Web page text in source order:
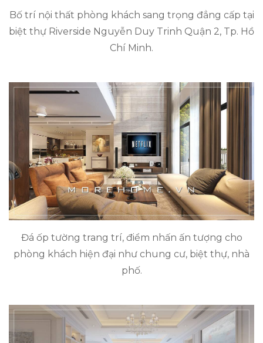
Bố trí nội thất phòng khách sang trọng đẳng cấp tại
biệt thự Riverside Nguyễn Duy Trinh Quận 2, Tp. Hồ
Chí Minh.
Đá ốp tường trang trí, điểm nhấn ấn tượng cho
phòng khách hiện đại như chung cư, biệt thự, nhà
phố.